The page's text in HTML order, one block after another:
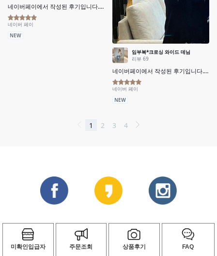
미확인입급자 주문조회 상품후기 FAQ